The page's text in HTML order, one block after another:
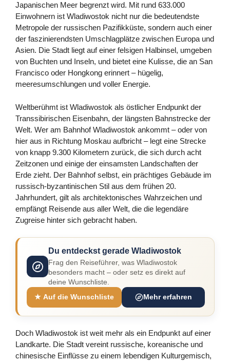
Japanischen Meer begrenzt wird. Mit rund 633.000
Einwohnern ist Wladiwostok nicht nur die bedeutendste
Metropole der russischen Pazifikküste, sondern auch einer
der faszinierendsten Umschlagplätze zwischen Europa und
Asien. Die Stadt liegt auf einer felsigen Halbinsel, umgeben
von Buchten und Inseln, und bietet eine Kulisse, die an San
Francisco oder Hongkong erinnert – hügelig,
meeresumschlungen und voller Energie.
Weltberühmt ist Wladiwostok als östlicher Endpunkt der
Transsibirischen Eisenbahn, der längsten Bahnstrecke der
Welt. Wer am Bahnhof Wladiwostok ankommt – oder von
hier aus in Richtung Moskau aufbricht – legt eine Strecke
von knapp 9.300 Kilometern zurück, die sich durch acht
Zeitzonen und einige der einsamsten Landschaften der
Erde zieht. Der Bahnhof selbst, ein prächtiges Gebäude im
russisch-byzantinischen Stil aus dem frühen 20.
Jahrhundert, gilt als architektonisches Wahrzeichen und
empfängt Reisende aus aller Welt, die die legendäre
Zugreise hinter sich gebracht haben.
Du entdeckst gerade Wladiwostok
Frag den Reiseführer, was Wladiwostok
besonders macht – oder setz es direkt auf
deine Wunschliste.
★ Auf die Wunschliste
Mehr erfahren
Doch Wladiwostok ist weit mehr als ein Endpunkt auf einer
Landkarte. Die Stadt vereint russische, koreanische und
chinesische Einflüsse zu einem lebendigen Kulturgemisch,